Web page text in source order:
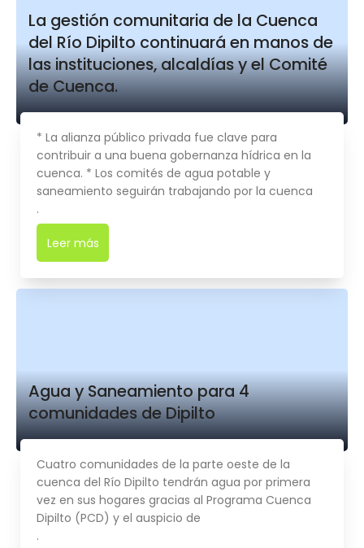
La gestión comunitaria de la Cuenca
del Río Dipilto continuará en manos de
las instituciones, alcaldías y el Comité
de Cuenca.
* La alianza público privada fue clave para
contribuir a una buena gobernanza hídrica en la
cuenca. * Los comités de agua potable y
saneamiento seguirán trabajando por la cuenca
.
Leer más
Agua y Saneamiento para 4
comunidades de Dipilto
Cuatro comunidades de la parte oeste de la
cuenca del Río Dipilto tendrán agua por primera
vez en sus hogares gracias al Programa Cuenca
Dipilto (PCD) y el auspicio de
.